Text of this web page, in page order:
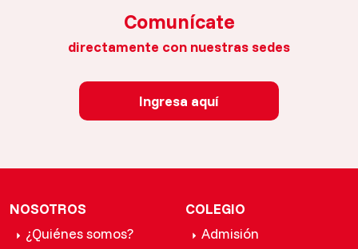
Comunícate
directamente con nuestras sedes
Ingresa aquí
NOSOTROS
¿Quiénes somos?
COLEGIO
Admisión